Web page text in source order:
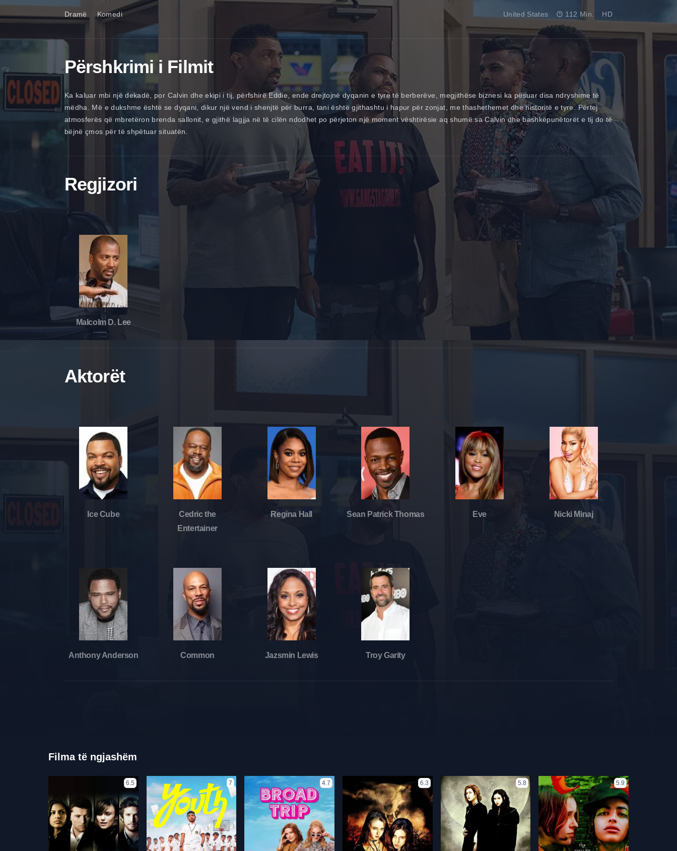
Dramë Komedi United States 112 Min. HD
Përshkrimi i Filmit
Ka kaluar mbi një dekadë, por Calvin dhe ekipi i tij, përfshirë Eddie, ende drejtojnë dyqanin e tyre të berberëve, megjithëse biznesi ka pësuar disa ndryshime të
mëdha. Më e dukshme është se dyqani, dikur një vend i shenjtë për burra, tani është gjithashtu i hapur për zonjat, me thashethemet dhe historitë e tyre. Përtej
atmosferës që mbretëron brenda sallonit, e gjithë lagjja në të cilën ndodhet po përjeton një moment vështirësie aq shumë sa Calvin dhe bashkëpunëtorët e tij do të
bëjnë çmos për të shpëtuar situatën.
Regjizori
Malcolm D. Lee
Aktorët
Ice Cube
Cedric the
Entertainer
Regina Hall Sean Patrick Thomas Eve Nicki Minaj
Anthony Anderson Common Jazsmin Lewis Troy Garity
Filma të ngjashëm
6.5 7 4.7 6.3 5.8 5.9